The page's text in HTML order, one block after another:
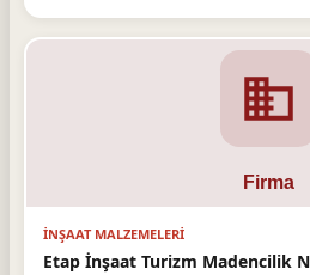
İNŞAAT MALZEMELERI
Etap İnşaat Turizm Madencilik